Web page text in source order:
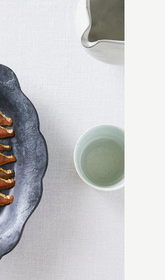
、ひとつは古今東西の古いものを見
らしの中で、こんな器があるといいな
韓国などのアジアの物やフランスやイ
の物を参考にすることがあります。形
現代の食卓でも使えるようにリデザ
多いですね。